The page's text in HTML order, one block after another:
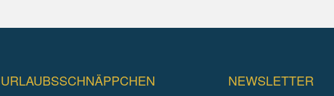
URLAUBSSCHNÄPPCHEN NEWSLETTER